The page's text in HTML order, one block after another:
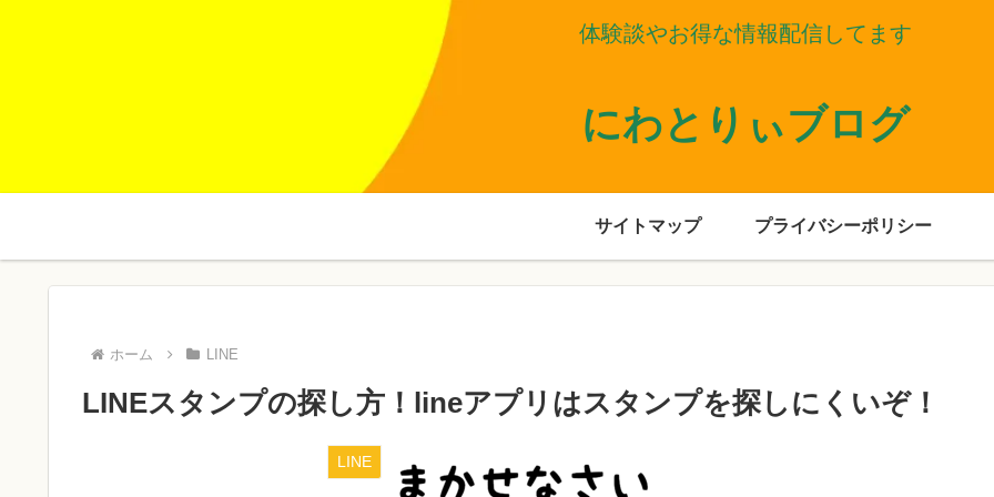
体験談やお得な情報配信してます
にわとりぃブログ
サイトマップ プライバシーポリシー
ホーム LINE
LINEスタンプの探し方！lineアプリはスタンプを探しにくいぞ！
LINE